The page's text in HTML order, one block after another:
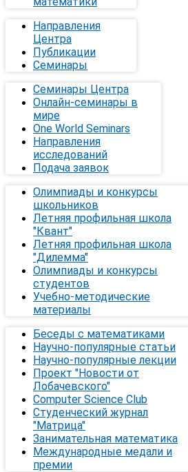
Направления
Центра
Публикации
Семинары
Семинары Центра
Онлайн-семинары в
мире
One World Seminars
Направления
исследований
Подача заявок
Олимпиады и конкурсы
школьников
Летняя профильная школа
"Квант"
Летняя профильная школа
"Дилемма"
Олимпиады и конкурсы
студентов
Учебно-методические
материалы
Беседы с математиками
Научно-популярные статьи
Научно-популярные лекции
Проект "Новости от
Лобачевского"
Computer Science Club
Студенческий журнал
"Матрица"
Занимательная математика
Международные медали и
премии